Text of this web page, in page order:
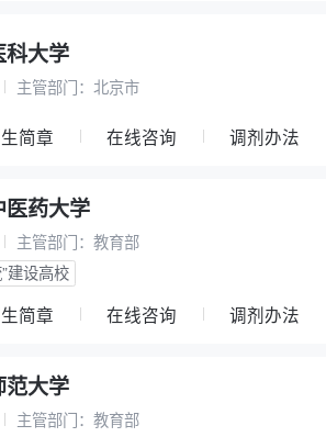
科大学
主管部门： 北京市
简章 在线咨询 调剂办法
医药大学
主管部门： 教育部
建设高校
简章 在线咨询 调剂办法
范大学
主管部门： 教育部